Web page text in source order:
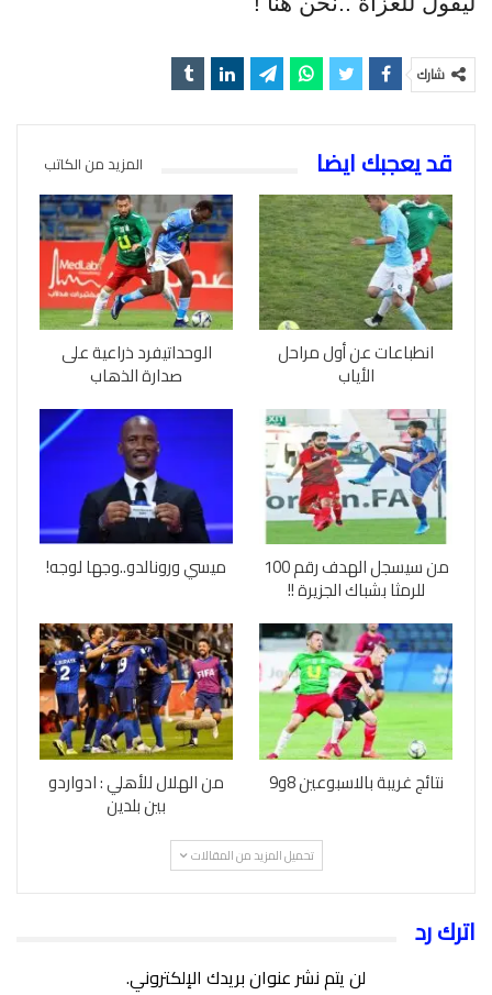
شارك
قد يعجبك ايضا المزيد من الكاتب
انطباعات عن أول مراحل
الأياب
الوحداتيفرد ذراعية على
صدارة الذهاب
من سيسجل الهدف رقم 100
للرمثا بشباك الجزيرة !!
ميسي ورونالدو..وجها لوجه!
نتائج غريبة بالاسبوعين 8و9 من الهلال للأهلي : ادواردو
بين بلدين
تحميل المزيد من المقالات
اترك رد
لن يتم نشر عنوان بريدك الإلكتروني.